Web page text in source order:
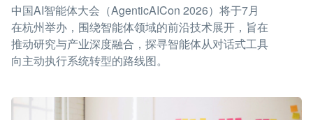
中国AI智能体大会（AgenticAICon 2026）将于7月
在杭州举办，围绕智能体领域的前沿技术展开，旨在
推动研究与产业深度融合，探寻智能体从对话式工具
向主动执行系统转型的路线图。